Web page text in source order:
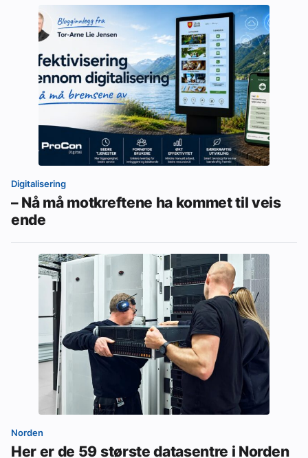
Digitalisering
– Nå må motkreftene ha kommet til veis
ende
Norden
Her er de 59 største datasentre i Norden